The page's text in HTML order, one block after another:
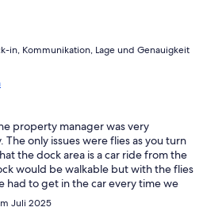
in, Kommunikation, Lage und Genauigkeit
property manager was very
only issues were flies as you turn
the dock area is a car ride from the
would be walkable but with the flies
had to get in the car every time we
dock. But the house itself was
Juli 2025